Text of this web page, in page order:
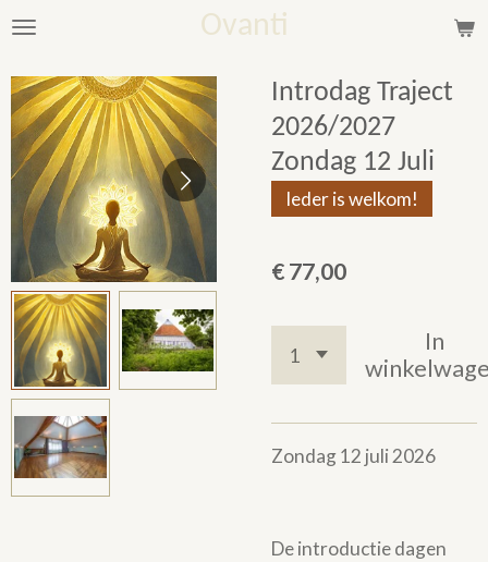
Ga
naar
de
hoofdinhoud
Ovanti
Introdag Traject
2026/2027
Zondag 12 Juli
Ieder is welkom!
€ 77,00
In
Zondag 12 juli 2026
De introductie dagen